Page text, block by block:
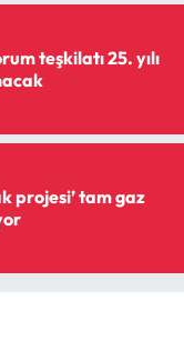
teşkilatı 25. yılı
tam gaz